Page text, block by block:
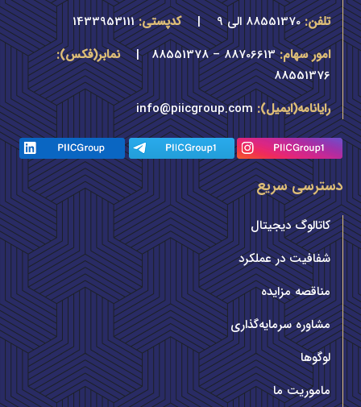
تلفن: 88551370 الی 9 | کدپستی: 1433953111
امور سهام: 88706613 – 88551378 |
نمابر(فکس):
88551376
رایانامه(ایمیل): info@piicgroup.com
دسترسی سریع
کاتالوگ دیجیتال
شفافیت در عملکرد
مناقصه مزایده
مشاوره سرمایه‌گذاری
لوگوها
ماموریت ما